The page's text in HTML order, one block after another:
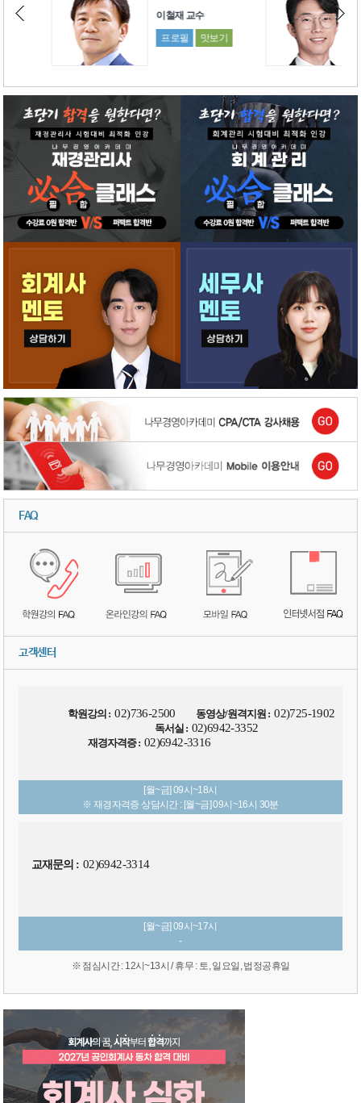
이철재 교수
프로필
맛보기
FAQ
고객센터
학원강의 : 02)736-2500 동영상/원격지원 : 02)725-1902
독서실 : 02)6942-3352
재경자격증 : 02)6942-3316
[월~금] 09시~18시
※ 재경자격증 상담시간 : [월~금] 09시~16시 30분
교재문의 : 02)6942-3314
[월~금] 09시~17시
-
※ 점심시간 : 12시~13시 / 휴무 : 토, 일요일, 법정공휴일